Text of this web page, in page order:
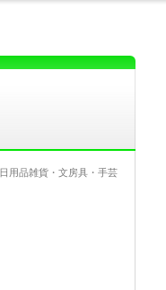
日用品雑貨・文房具・手芸